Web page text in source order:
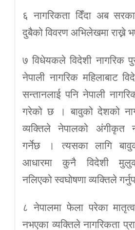
६ नागरिकता दिँदा अब
दुबैको विवरण अभिलेखमा राख्ने
७ विधेयकले विदेशी नागरिक
नेपाली नागरिक महिलाबाट
सन्तानलाई पनि नेपाली
गरेको छ । बावुको देशको
व्यक्तिले नेपालको अंगीकृत
गर्नेछ । त्यसका लागि
आधारमा कुनै विदेशी
नलिएको स्वघोषणा व्यक्तिले
८ नेपालमा फेला परेका
नभएका व्यक्तिले नागरिकता